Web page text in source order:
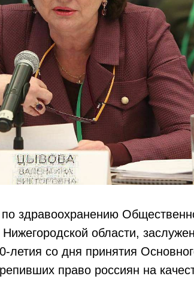
здравоохранению
области,
со дня принятия
право россиян на